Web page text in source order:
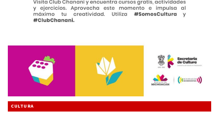
CULTURA